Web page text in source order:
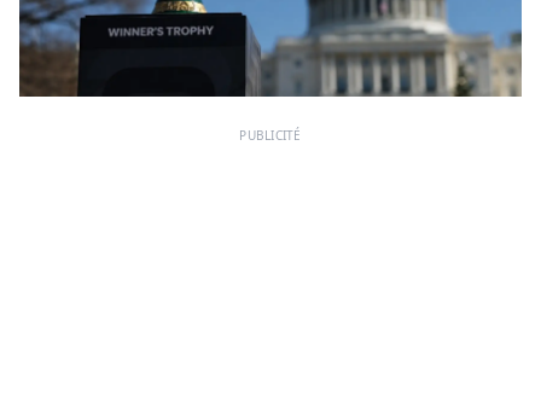
PUBLICITÉ